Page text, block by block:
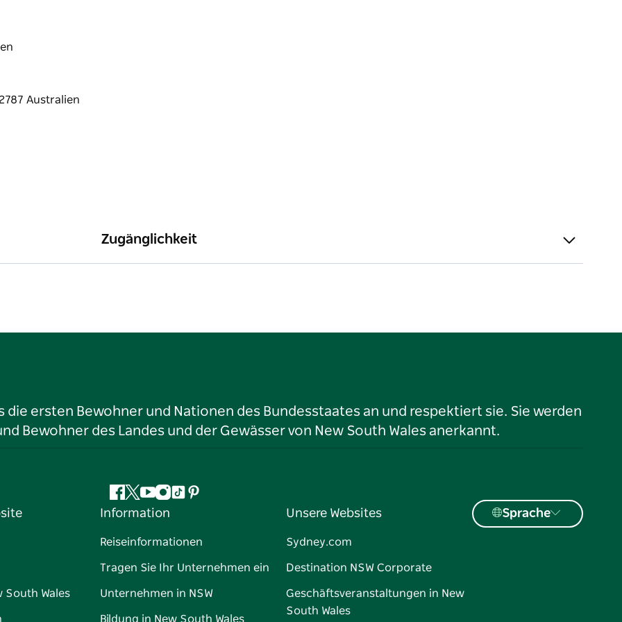
am Lagerfeuer und genau dem
Zugänglichkeit
die ersten Bewohner und Nationen des Bundesstaates an und respektiert sie. Sie werden
Bewohner des Landes und der Gewässer von New South Wales anerkannt.
Facebook
Twitter
YouTube
Instagram
TikTokPinterest
South Wales
Information
Reiseinformationen
Tragen Sie Ihr Unternehmen ein
Unternehmen in NSW
Bildung in New South Wales
Unsere Websites
Sydney.com
Destination NSW Corporate
Geschäftsveranstaltungen in New
South Wales
Sprache